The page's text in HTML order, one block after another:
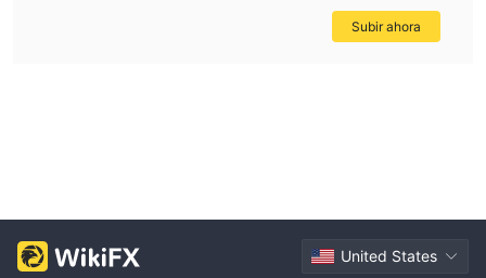
Subir ahora
United States